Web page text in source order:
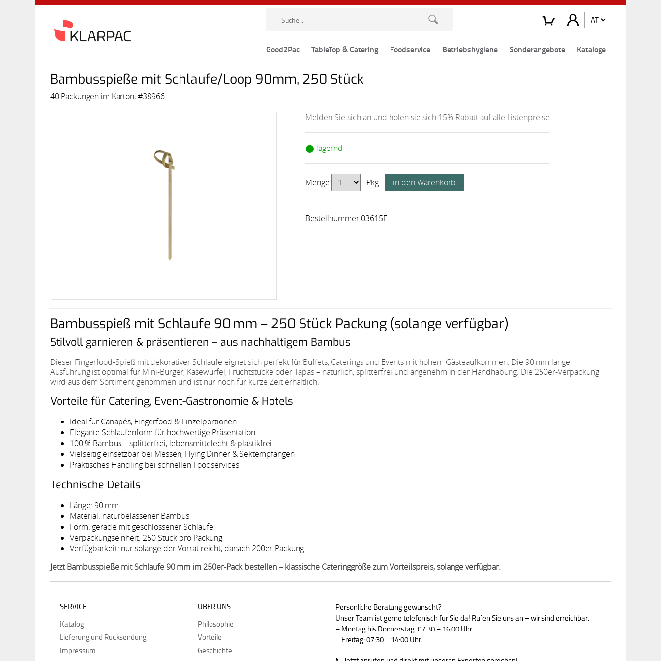
Good2Pac TableTop & Catering Foodservice Betriebshygiene Sonderangebote Kataloge
Bambusspieße mit Schlaufe/Loop 90mm, 250 Stück
40 Packungen im Karton, #38966
Melden Sie sich an und holen sie sich 15% Rabatt auf alle Listenpreise
⬤ lagernd
Menge Pkg
Bestellnummer 03615E
Bambusspieß mit Schlaufe 90 mm – 250 Stück Packung (solange verfügbar)
Stilvoll garnieren & präsentieren – aus nachhaltigem Bambus
Dieser Fingerfood-Spieß mit dekorativer Schlaufe eignet sich perfekt für Buffets, Caterings und Events mit hohem Gästeaufkommen. Die 90 mm lange
Ausführung ist optimal für Mini-Burger, Käsewürfel, Fruchtstücke oder Tapas – natürlich, splitterfrei und angenehm in der Handhabung. Die 250er-Verpackung
wird aus dem Sortiment genommen und ist nur noch für kurze Zeit erhältlich.
Vorteile für Catering, Event-Gastronomie & Hotels
Ideal für Canapés, Fingerfood & Einzelportionen
Elegante Schlaufenform für hochwertige Präsentation
100 % Bambus – splitterfrei, lebensmittelecht & plastikfrei
Vielseitig einsetzbar bei Messen, Flying Dinner & Sektempfängen
Praktisches Handling bei schnellen Foodservices
Technische Details
Länge: 90 mm
Material: naturbelassener Bambus
Form: gerade mit geschlossener Schlaufe
Verpackungseinheit: 250 Stück pro Packung
Verfügbarkeit: nur solange der Vorrat reicht, danach 200er-Packung
Jetzt Bambusspieße mit Schlaufe 90 mm im 250er-Pack bestellen – klassische Cateringgröße zum Vorteilspreis, solange verfügbar.
SERVICE
Katalog
Lieferung und Rücksendung
Impressum
ÜBER UNS
Philosophie
Vorteile
Geschichte
Persönliche Beratung gewünscht?
Unser Team ist gerne telefonisch für Sie da! Rufen Sie uns an – wir sind erreichbar:
– Montag bis Donnerstag: 07:30 – 16:00 Uhr
– Freitag: 07:30 – 14:00 Uhr